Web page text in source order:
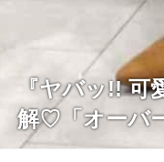
『ヤバッ!!
解♡「オーバ